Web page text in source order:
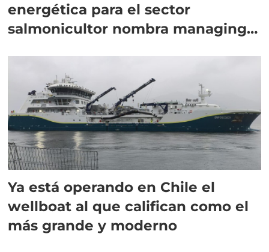
energética para el sector
salmonicultor nombra managing
Ya está operando en Chile el
wellboat al que califican como el
más grande y moderno